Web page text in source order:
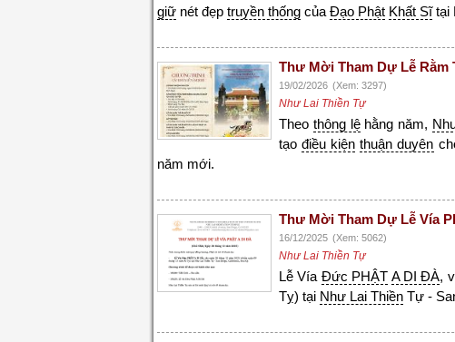
giữ nét đẹp truyền thống của Đạo Phật Khất Sĩtại
Thư Mời Tham Dự Lễ Rằm
19/02/2026 (Xem: 3297)
Như Lai Thiền Tự
Theo thông lệhằng năm,
tạođiều kiện thuận duyên
năm mới.
Thư Mời Tham Dự Lễ Vía
16/12/2025 (Xem: 5062)
Như Lai Thiền Tự
Lễ Vía Đức PHẬT A DI ĐÀ,
Tỵ) tại Như Lai Thiền Tự -